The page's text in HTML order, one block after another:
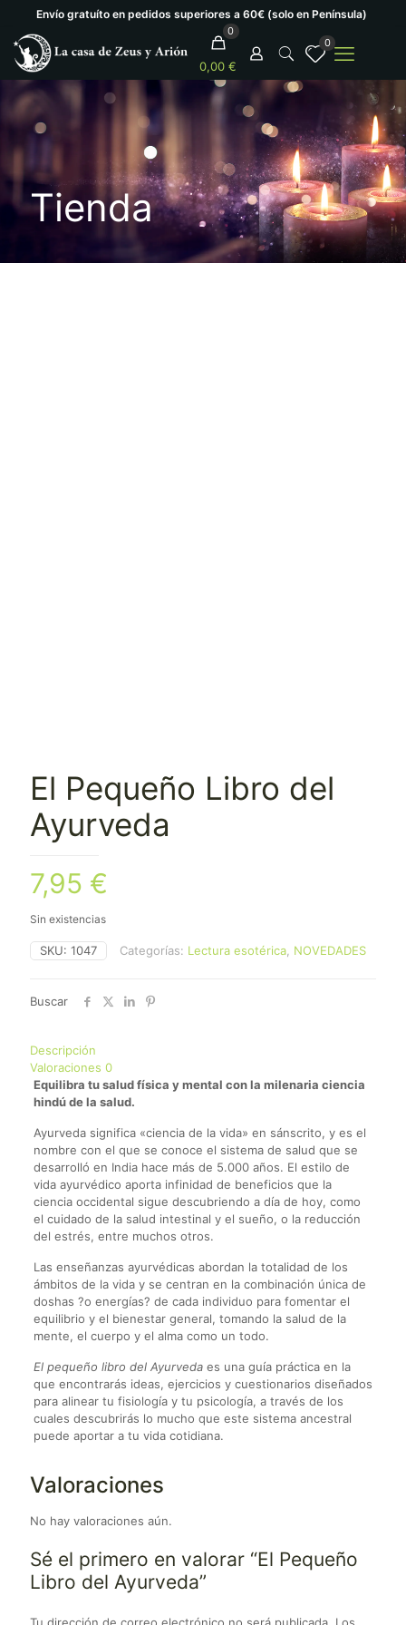
Envío gratuíto en pedidos superiores a 60€ (solo en Península)
0
0,00 €
0
Tienda
El Pequeño Libro del
Ayurveda
7,95 €
Sin existencias
SKU: 1047 Categorías: Lectura esotérica, NOVEDADES
Buscar
Descripción
Valoraciones 0
Equilibra tu salud física y mental con la milenaria ciencia
hindú de la salud.
Ayurveda significa «ciencia de la vida» en sánscrito, y es el
nombre con el que se conoce el sistema de salud que se
desarrolló en India hace más de 5.000 años. El estilo de
vida ayurvédico aporta infinidad de beneficios que la
ciencia occidental sigue descubriendo a día de hoy, como
el cuidado de la salud intestinal y el sueño, o la reducción
del estrés, entre muchos otros.
Las enseñanzas ayurvédicas abordan la totalidad de los
ámbitos de la vida y se centran en la combinación única de
doshas ?o energías? de cada individuo para fomentar el
equilibrio y el bienestar general, tomando la salud de la
mente, el cuerpo y el alma como un todo.
El pequeño libro del Ayurvedaes una guía práctica en la
que encontrarás ideas, ejercicios y cuestionarios diseñados
para alinear tu fisiología y tu psicología, a través de los
cuales descubrirás lo mucho que este sistema ancestral
puede aportar a tu vida cotidiana.
Valoraciones
No hay valoraciones aún.
Sé el primero en valorar “El Pequeño
Libro del Ayurveda”